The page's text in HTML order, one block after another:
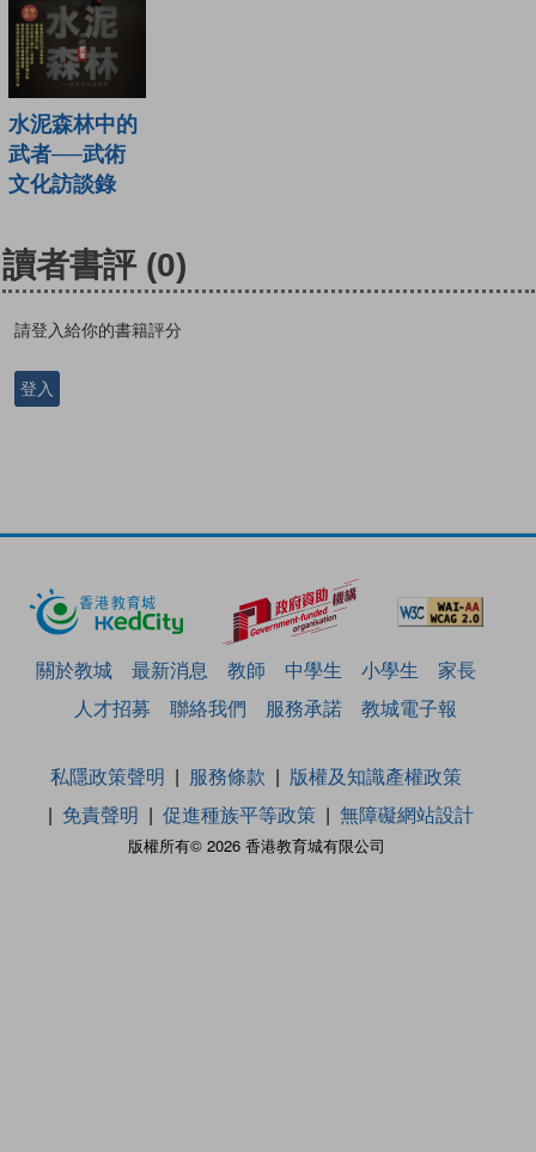
水泥森林中的
武者──武術
文化訪談錄
讀者書評 (0)
請登入給你的書籍評分
登入
關於教城 最新消息 教師 中學生 小學生
家長
人才招募
聯絡我們 服務承諾 教城電子報
版權所有© 2026 香港教育城有限公司
私隱政策聲明 服務條款
版權及知識產權政策
免責聲明
促進種族平等政策 無障礙網站設計